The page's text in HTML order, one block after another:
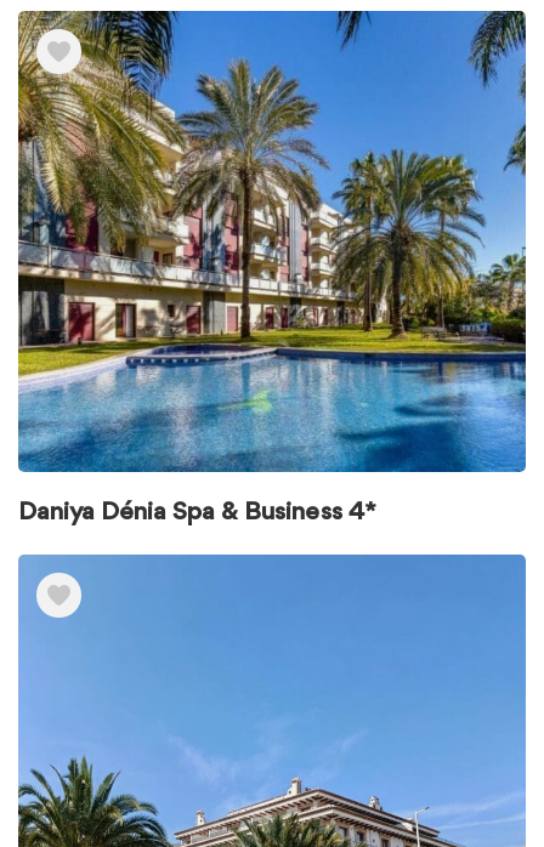
Voir
les
éléments
de
Hôtels
Daniya Dénia Spa & Business 4*